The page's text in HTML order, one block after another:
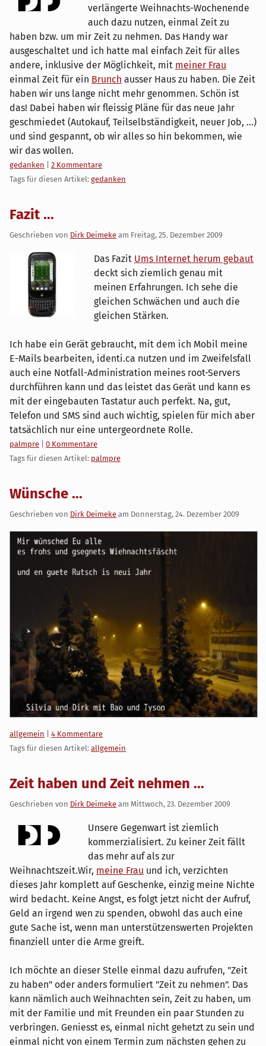
verlängerte Weihnachts-Wochenende
auch dazu nutzen, einmal Zeit zu
haben bzw. um mir Zeit zu nehmen. Das Handy war
ausgeschaltet und ich hatte mal einfach Zeit für alles
andere, inklusive der Möglichkeit, mit meiner Frau
einmal Zeit für ein Brunch ausser Haus zu haben. Die Zeit
haben wir uns lange nicht mehr genommen. Schön ist
das! Dabei haben wir fleissig Pläne für das neue Jahr
geschmiedet (Autokauf, Teilselbständigkeit, neuer Job, ...)
und sind gespannt, ob wir alles so hin bekommen, wie
wir das wollen.
Kategorien:
gedanken
2 Kommentare
Tags für diesen Artikel: gedanken
Fazit ...
Geschrieben von Dirk Deimeke am Freitag, 25. Dezember 2009
Das Fazit Ums Internet herum gebaut
deckt sich ziemlich genau mit
meinen Erfahrungen. Ich sehe die
gleichen Schwächen und auch die
gleichen Stärken.
Ich habe ein Gerät gebraucht, mit dem ich Mobil meine
E-Mails bearbeiten, identi.ca nutzen und im Zweifelsfall
auch eine Notfall-Administration meines root-Servers
durchführen kann und das leistet das Gerät und kann es
mit der eingebauten Tastatur auch perfekt. Na, gut,
Telefon und SMS sind auch wichtig, spielen für mich aber
tatsächlich nur eine untergeordnete Rolle.
Kategorien:
palmpre
0 Kommentare
Tags für diesen Artikel: palmpre
Wünsche ...
Geschrieben von Dirk Deimeke am Donnerstag, 24. Dezember 2009
Kategorien:
allgemein
4 Kommentare
Tags für diesen Artikel: allgemein
Zeit haben und Zeit nehmen ...
Geschrieben von Dirk Deimeke am Mittwoch, 23. Dezember 2009
Unsere Gegenwart ist ziemlich
kommerzialisiert. Zu keiner Zeit fällt
das mehr auf als zur
Weihnachtszeit.Wir, meine Frau und ich, verzichten
dieses Jahr komplett auf Geschenke, einzig meine Nichte
wird bedacht. Keine Angst, es folgt jetzt nicht der Aufruf,
Geld an irgend wen zu spenden, obwohl das auch eine
gute Sache ist, wenn man unterstützenswerten Projekten
finanziell unter die Arme greift.
Ich möchte an dieser Stelle einmal dazu aufrufen, "Zeit
zu haben" oder anders formuliert "Zeit zu nehmen". Das
kann nämlich auch Weihnachten sein, Zeit zu haben, um
mit der Familie und mit Freunden ein paar Stunden zu
verbringen. Geniesst es, einmal nicht gehetzt zu sein und
einmal nicht von einem Termin zum nächsten gehen zu